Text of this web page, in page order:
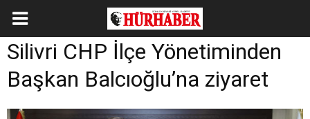
Silivri CHP İlçe Yönetiminden
Başkan Balcıoğlu’na ziyaret